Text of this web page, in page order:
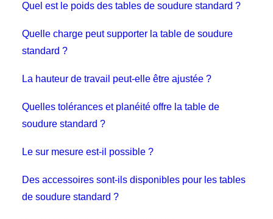
Quel est le poids des tables de soudure standard ?
Quelle charge peut supporter la table de soudure
standard ?
La hauteur de travail peut-elle être ajustée ?
Quelles tolérances et planéité offre la table de
soudure standard ?
Le sur mesure est-il possible ?
Des accessoires sont-ils disponibles pour les tables
de soudure standard ?